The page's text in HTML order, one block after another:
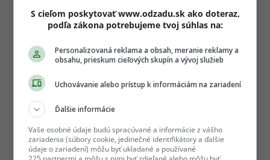
S cieľom poskytovať www.odzadu.sk ako doteraz,
podľa zákona potrebujeme tvoj súhlas na:
Personalizovaná reklama a obsah, meranie reklamy a
obsahu, prieskum cieľových skupín a vývoj služieb
Uchovávanie alebo prístup k informáciám na zariadení
Ďalšie informácie
Vaše osobné údaje budú spracúvané a informácie z vášho
zariadenia (súbory cookie, jedinečné identifikátory a ďalšie
údaje o zariadení) môžu byť ukladané a používané